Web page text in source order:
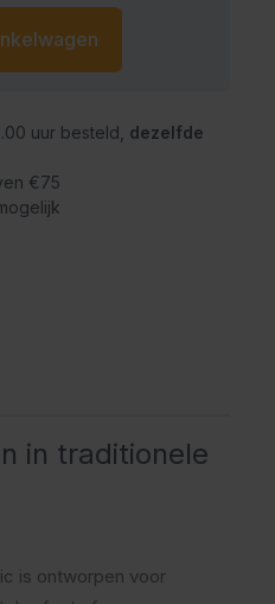
uur besteld, dezelfde
€75
in traditionele
is ontworpen voor